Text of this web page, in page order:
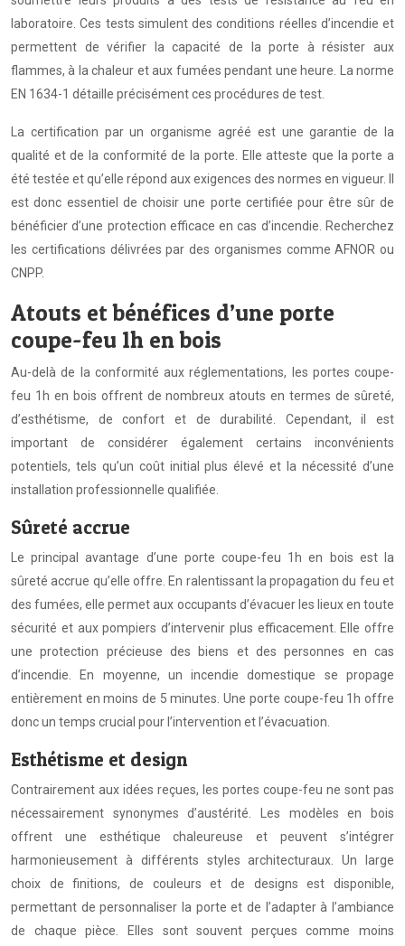
laboratoire. Ces tests simulent des conditions réelles d’incendie et
permettent de vérifier la capacité de la porte à résister aux
flammes, à la chaleur et aux fumées pendant une heure. La norme
EN 1634-1 détaille précisément ces procédures de test.
La certification par un organisme agréé est une garantie de la
qualité et de la conformité de la porte. Elle atteste que la porte a
été testée et qu’elle répond aux exigences des normes en vigueur. Il
est donc essentiel de choisir une porte certifiée pour être sûr de
bénéficier d’une protection efficace en cas d’incendie. Recherchez
les certifications délivrées par des organismes comme AFNOR ou
CNPP.
Atouts et bénéfices d’une porte
coupe-feu 1h en bois
Au-delà de la conformité aux réglementations, les portes coupe-
feu 1h en bois offrent de nombreux atouts en termes de sûreté,
d’esthétisme, de confort et de durabilité. Cependant, il est
important de considérer également certains inconvénients
potentiels, tels qu’un coût initial plus élevé et la nécessité d’une
installation professionnelle qualifiée.
Sûreté accrue
Le principal avantage d’une porte coupe-feu 1h en bois est la
sûreté accrue qu’elle offre. En ralentissant la propagation du feu et
des fumées, elle permet aux occupants d’évacuer les lieux en toute
sécurité et aux pompiers d’intervenir plus efficacement. Elle offre
une protection précieuse des biens et des personnes en cas
d’incendie. En moyenne, un incendie domestique se propage
entièrement en moins de 5 minutes. Une porte coupe-feu 1h offre
donc un temps crucial pour l’intervention et l’évacuation.
Esthétisme et design
Contrairement aux idées reçues, les portes coupe-feu ne sont pas
nécessairement synonymes d’austérité. Les modèles en bois
offrent une esthétique chaleureuse et peuvent s’intégrer
harmonieusement à différents styles architecturaux. Un large
choix de finitions, de couleurs et de designs est disponible,
permettant de personnaliser la porte et de l’adapter à l’ambiance
de chaque pièce. Elles sont souvent perçues comme moins